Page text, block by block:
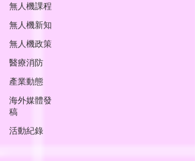
無人機課程
無人機新知
無人機政策
醫療消防
產業動態
海外媒體發
稿
活動紀錄